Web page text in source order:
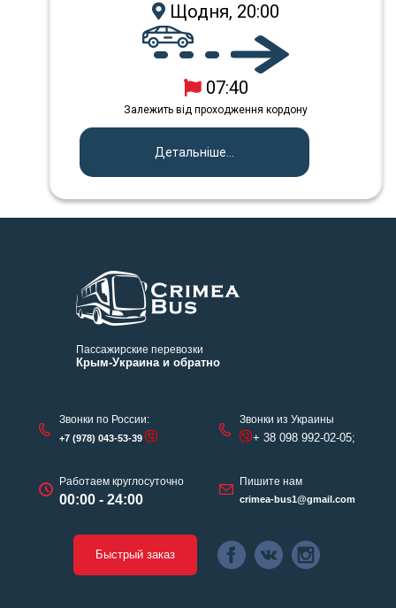
Щодня, 20:00
07:40
Залежить від проходження кордону
Детальніше...
Пассажирские перевозки
Крым-Украина и обратно
Звонки по России:
+7 (978) 043-53-39
Работаем круглосуточно
00:00 - 24:00
Звонки из Украины
+ 38 098 992-02-05;
Пишите нам
crimea-bus1@gmail.com
Быстрый заказ